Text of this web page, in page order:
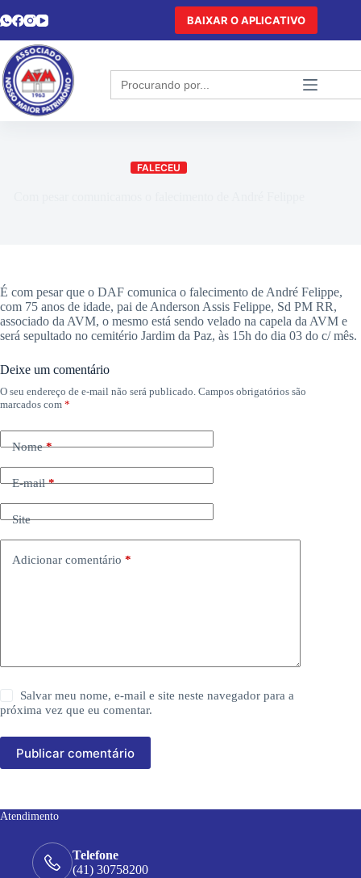
BAIXAR O APLICATIVO
Search
for:
FALECEU
É com pesar que o DAF comunica o falecimento de André Felippe,
com 75 anos de idade, pai de Anderson Assis Felippe, Sd PM RR,
associado da AVM, o mesmo está sendo velado na capela da AVM e
será sepultado no cemitério Jardim da Paz, às 15h do dia 03 do c/ mês.
Deixe um comentário
O seu endereço de e-mail não será publicado. Campos obrigatórios são
marcados com *
Nome*
E-mail*
Site
Adicionar comentário *
Salvar meu nome, e-mail e site neste navegador para a
próxima vez que eu comentar.
Publicar comentário
Atendimento
Telefone
(41) 30758200